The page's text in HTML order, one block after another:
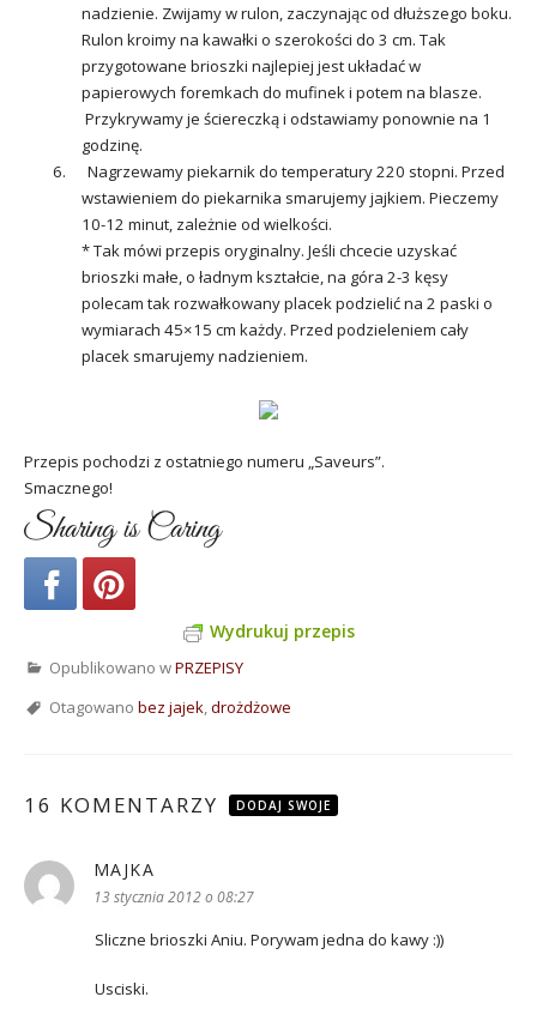
nadzienie. Zwijamy w rulon, zaczynając od dłuższego boku.
Rulon kroimy na kawałki o szerokości do 3 cm. Tak
przygotowane brioszki najlepiej jest układać w
papierowych foremkach do mufinek i potem na blasze.
Przykrywamy je ściereczką i odstawiamy ponownie na 1
godzinę.
6. Nagrzewamy piekarnik do temperatury 220 stopni. Przed
wstawieniem do piekarnika smarujemy jajkiem. Pieczemy
10-12 minut, zależnie od wielkości.
* Tak mówi przepis oryginalny. Jeśli chcecie uzyskać
brioszki małe, o ładnym kształcie, na góra 2-3 kęsy
polecam tak rozwałkowany placek podzielić na 2 paski o
wymiarach 45×15 cm każdy. Przed podzieleniem cały
placek smarujemy nadzieniem.
Przepis pochodzi z ostatniego numeru „Saveurs”.
Smacznego!
Sharing is Caring
Wydrukuj przepis
Opublikowano wPRZEPISY
Otagowano bez jajek,drożdżowe
16 KOMENTARZY DODAJ SWOJE
MAJKA
13 stycznia 2012 o 08:27
Sliczne brioszki Aniu. Porywam jedna do kawy :))
Usciski.